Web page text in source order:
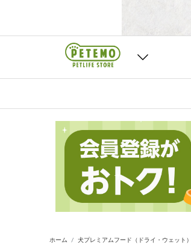
ホーム 犬プレミアムフード（ドライ・ウェット）